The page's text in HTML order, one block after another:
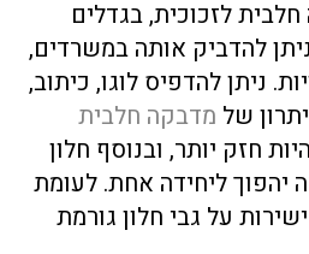
לזכוכית, בגדלים
להדביק אותה במשרדים,
ניתן להדפיס לוגו, כיתוב,
של מדבקה חלבית
חזק יותר, ובנוסף חלון
יהפוך ליחידה אחת. לעומת
על גבי חלון גורמת